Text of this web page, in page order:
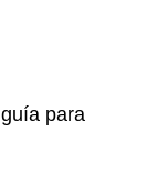
para